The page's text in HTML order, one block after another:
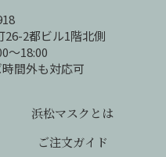
2都ビル1階北側
～18:00
間外も対応可
浜松マスクとは
ご注文ガイド